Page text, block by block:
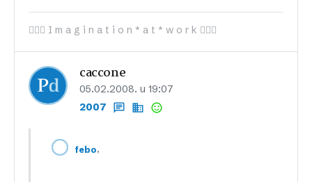
 I m a g i n a t i o n * a t * w o r k 
caccone
05.02.2008. u 19:07
2007
febo,